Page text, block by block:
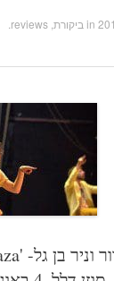
in ביקורת, reviews